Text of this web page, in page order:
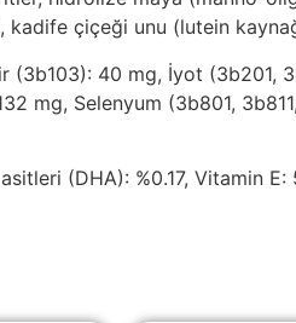
kadife çiçeği unu (lutein
(3b103): 40 mg, İyot (3b201,
mg, Selenyum (3b801,
(DHA): %0.17, Vitamin